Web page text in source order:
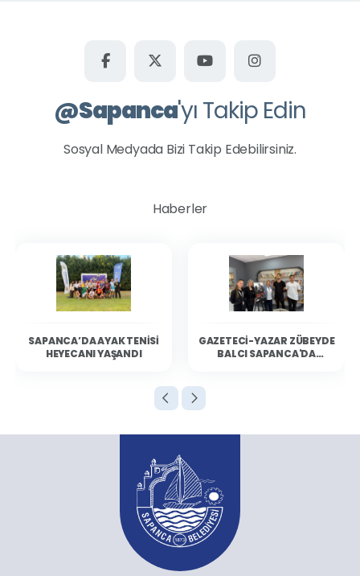
@Sapanca'yı Takip Edin
Sosyal Medyada Bizi Takip Edebilirsiniz.
Haberler
SAPANCA’DA AYAK TENISI
HEYECANI YAŞANDI
GAZETECI-YAZAR ZÜBEYDE
BALCI SAPANCA'DA